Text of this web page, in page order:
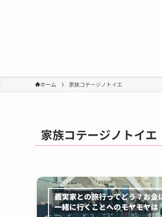
ホーム 家族コテージノトイエ
家族コテージノトイエ